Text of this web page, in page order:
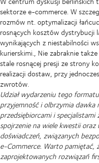
sektorze e-commerce. W
rozmów nt. optymalizacji
rosnących kosztów dystrybucji
wynikających z niestabilności
kurierskimi., Nie zabraknie
stale rosnącej presji ze strony
realizacji dostaw, przy
zwrotów.
Udział wydarzeniu tego
przyjemność i olbrzymia
przedsiębiorcami i specjalistami
spojrzenie na wiele kwestii
doświadczeń, związanych
e-Commerce. Warto pamiętać,
zaprojektowanych rozwiązań